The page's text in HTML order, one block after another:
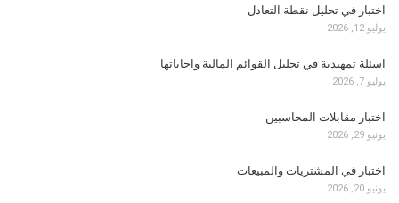
اختبار في تحليل نقطة التعادل
يوليو 12, 2026
اسئلة تمهيدية في تحليل القوائم المالية واجاباتها
يوليو 7, 2026
اختبار مقابلات المحاسبين
يونيو 29, 2026
اختبار في المشتريات والمبيعات
يونيو 20, 2026